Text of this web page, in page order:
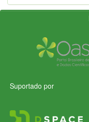
Suportado por